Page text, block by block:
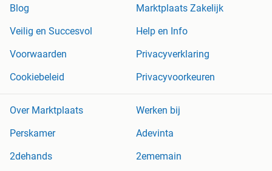
Blog
Marktplaats Zakelijk
Veilig en Succesvol
Help en Info
Voorwaarden
Privacyverklaring
Cookiebeleid
Privacyvoorkeuren
Over Marktplaats
Werken bij
Perskamer
Adevinta
2dehands
2ememain